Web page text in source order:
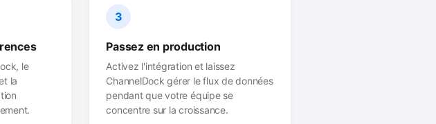
le
la
3
Passez en production
Activez l'intégration et laissez
ChannelDock gérer le flux de données
pendant que votre équipe se
concentre sur la croissance.